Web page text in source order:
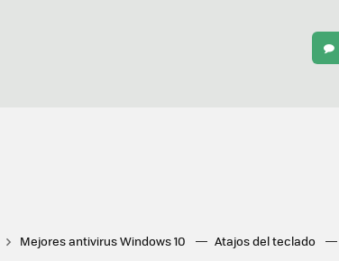
Mejores antivirus Windows 10 Atajos del teclado